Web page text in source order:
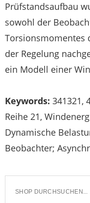
Prüfstandsaufbau
sowohl der
Torsionsmomentes
der Regelung
ein Modell einer
Keywords: 341321,
Reihe 21,
Dynamische
Beobachter;